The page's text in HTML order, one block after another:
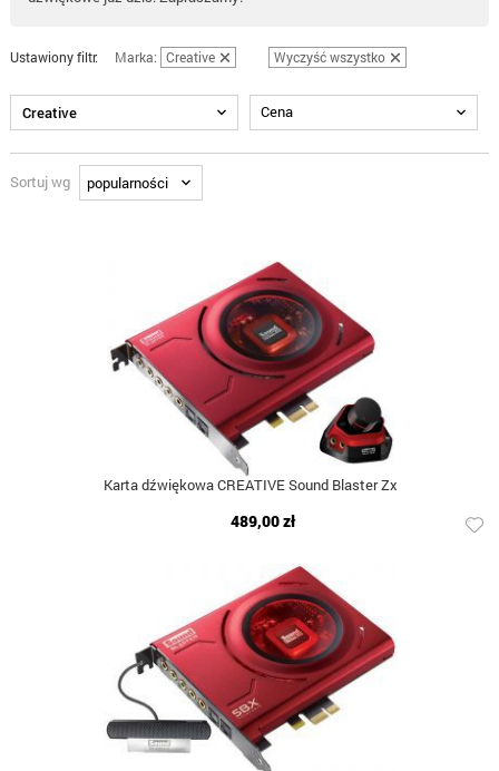
Ustawiony filtr: Marka: Creative Wyczyść wszystko
Creative Cena
Sortuj wg
Karta dźwiękowa CREATIVE Sound Blaster Zx
489,00 zł